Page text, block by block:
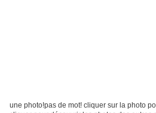
une photo!pas de mot! cliquer sur la photo